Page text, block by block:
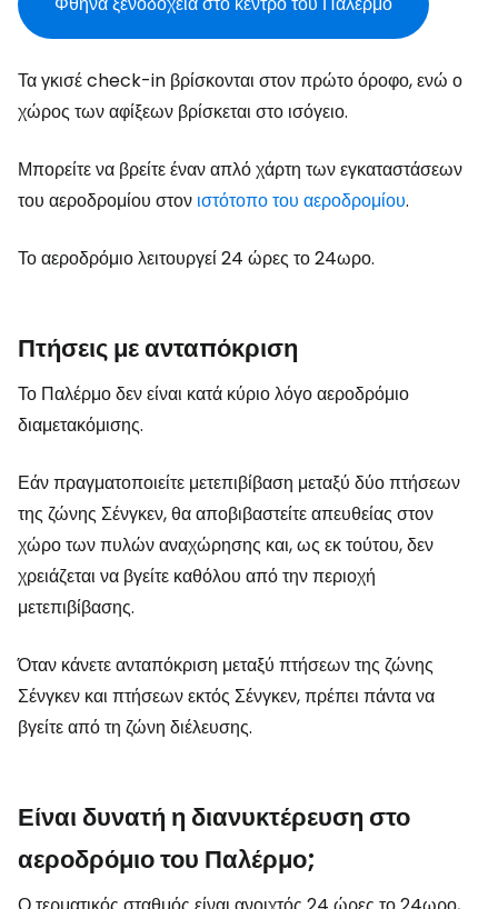
Τα γκισέ check-in βρίσκονται στον πρώτο όροφο, ενώ ο
χώρος των αφίξεων βρίσκεται στο ισόγειο.
Μπορείτε να βρείτε έναν απλό χάρτη των εγκαταστάσεων
του αεροδρομίου στον ιστότοπο του αεροδρομίου.
Το αεροδρόμιο λειτουργεί 24 ώρες το 24ωρο.
Πτήσεις με ανταπόκριση
Το Παλέρμο δεν είναι κατά κύριο λόγο αεροδρόμιο
διαμετακόμισης.
Εάν πραγματοποιείτε μετεπιβίβαση μεταξύ δύο πτήσεων
της ζώνης Σένγκεν, θα αποβιβαστείτε απευθείας στον
χώρο των πυλών αναχώρησης και, ως εκ τούτου, δεν
χρειάζεται να βγείτε καθόλου από την περιοχή
μετεπιβίβασης.
Όταν κάνετε ανταπόκριση μεταξύ πτήσεων της ζώνης
Σένγκεν και πτήσεων εκτός Σένγκεν, πρέπει πάντα να
βγείτε από τη ζώνη διέλευσης.
Είναι δυνατή η διανυκτέρευση στο
αεροδρόμιο του Παλέρμο;